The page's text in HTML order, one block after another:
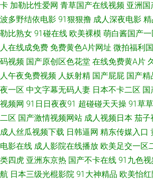
美123视频 亚洲成aV人电影在线 91情侣在线 国产精
小说 91在线观看免费高清 欧美精品H片 91电影院女
拍第一页 国产aa网站 日日视频人妻66人要 91色情主
观看污 爱豆传媒免费播放 人妻51 91免费网 九一影
國產AV天美傳媒 亚洲色图第一页 草莓视频免费在线
影库 av黄色片网址大全 欧美黑人性爱o 91视频第一
国产日韩亚洲另类 四虎综合色网 91性交黄色电影 欧
卡 加勒比性爱网 青草国产在线视频 亚洲国
波多野结依电影 91狠狠撸 成人深夜电影
勒比熟女 91碰在线 欧美裸模 萌白酱国产一
人在线成免费 免费黄色A片网址 微拍福利
码视频 国产原创区色花堂 在线免费黄A片
人午夜免费视频 人妖射精 国产屁屁 国产精
夜一区 中文字幕无码人妻 日本不卡二区 国
视频网 91日日夜夜91 超碰碰天天操 91草
二区 国产激情视频网站 成人视频日本 茄子
成人丝瓜视频下载 日韩逼网 精东传媒入口
电影在线 成人影院在线播放 欧美足交一区
类四虎 亚洲东京热 国产不卡在线 91九色视
航 日本三级光棍影院 91大神精品 欧美怡